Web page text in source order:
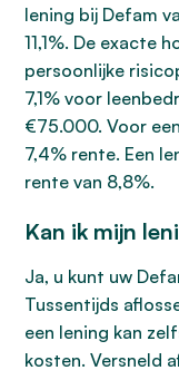
lening bij Defam
11,1%. De exacte
persoonlijke
7,1% voor
€75.000. Voor
7,4% rente. Een
rente van 8,8%.
Kan ik mijn
Ja, u kunt uw
Tussentijds
een lening kan
kosten. Versneld